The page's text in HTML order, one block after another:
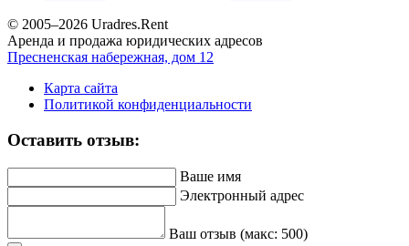
© 2005–2026 Uradres.Rent
Аренда и продажа юридических адресов
Пресненская набережная, дом 12
Карта сайта
Политикой конфиденциальности
Оставить отзыв:
Ваше имя
Электронный адрес
Ваш отзыв (макс: 500)